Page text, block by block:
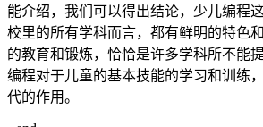
能介绍，我们可以得出结论，少儿编程
校里的所有学科而言，都有鲜明的特色
的教育和锻炼，恰恰是许多学科所不能
编程对于儿童的基本技能的学习和训练
代的作用。